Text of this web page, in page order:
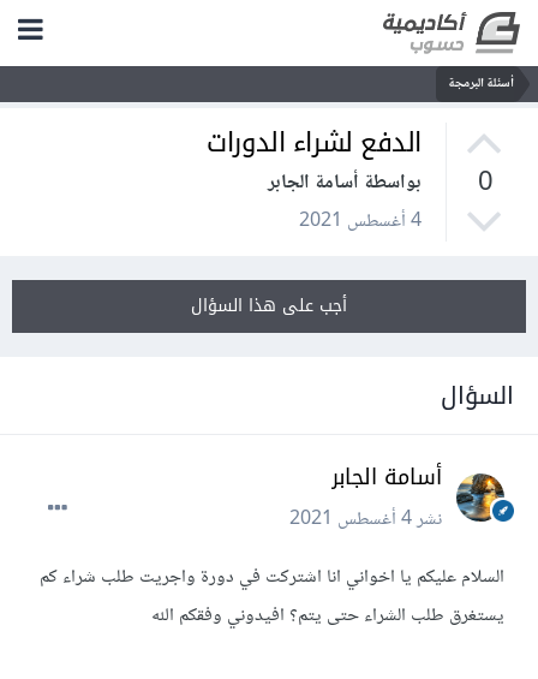
أسئلة البرمجة
0
الدفع لشراء الدورات
بواسطة أسامة الجابر
4 أغسطس 2021
أجب على هذا السؤال
السؤال
أسامة الجابر
نشر4 أغسطس 2021
السلام عليكم يا اخواني انا اشتركت في دورة واجريت طلب شراء كم
يستغرق طلب الشراء حتى يتم؟ افيدوني وفقكم الله